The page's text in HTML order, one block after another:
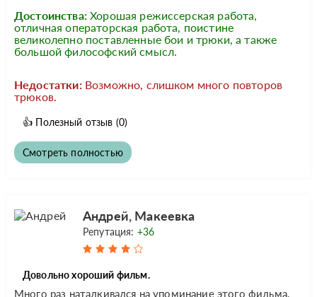
Достоинства: Хорошая режиссерская работа,
отличная операторская работа, поистине
великолепно поставленные бои и трюки, а также
большой философский смысл.
Недостатки: Возможно, слишком много повторов
трюков.
👍 Полезный отзыв (0)
Смотреть полностью
Андрей, Макеевка
Репутация: +36
Довольно хороший фильм.
Много раз наталкивался на упоминание этого фильма,